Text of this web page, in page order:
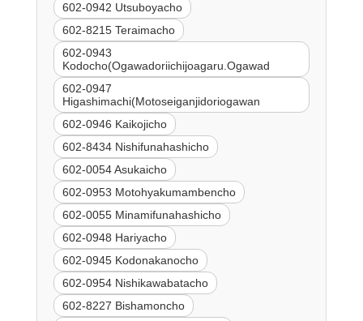
602-0942 Utsuboyacho
602-8215 Teraimacho
602-0943
Kodocho(Ogawadoriichijoagaru.Ogawad
602-0947
Higashimachi(Motoseiganjidoriogawan
602-0946 Kaikojicho
602-8434 Nishifunahashicho
602-0054 Asukaicho
602-0953 Motohyakumambencho
602-0055 Minamifunahashicho
602-0948 Hariyacho
602-0945 Kodonakanocho
602-0954 Nishikawabatacho
602-8227 Bishamoncho